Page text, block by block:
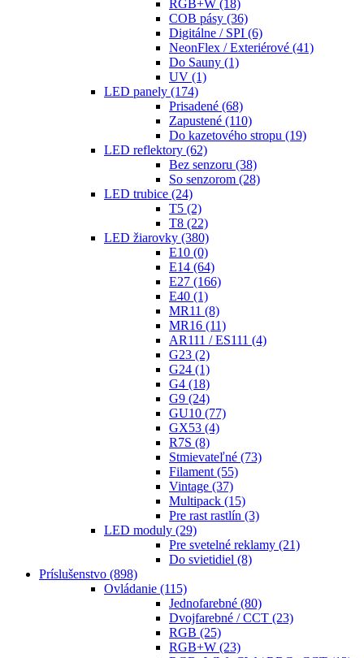
RGB+W (18)
COB pásy (36)
Digitálne / SPI (6)
NeonFlex / Exteriérové (41)
Do Sauny (1)
UV (1)
LED panely (174)
Prisadené (68)
Zapustené (110)
Do kazetového stropu (19)
LED reflektory (62)
Bez senzoru (38)
So senzorom (28)
LED trubice (24)
T5 (2)
T8 (22)
LED žiarovky (380)
E10 (0)
E14 (64)
E27 (166)
E40 (1)
MR11 (8)
MR16 (11)
AR111 / ES111 (4)
G23 (2)
G24 (1)
G4 (18)
G9 (24)
GU10 (77)
GX53 (4)
R7S (8)
Stmievateľné (73)
Filament (55)
Vintage (37)
Multipack (15)
Pre rast rastlín (3)
LED moduly (29)
Pre svetelné reklamy (21)
Do svietidiel (8)
Príslušenstvo (898)
Ovládanie (115)
Jednofarebné (80)
Dvojfarebné / CCT (23)
RGB (25)
RGB+W (23)